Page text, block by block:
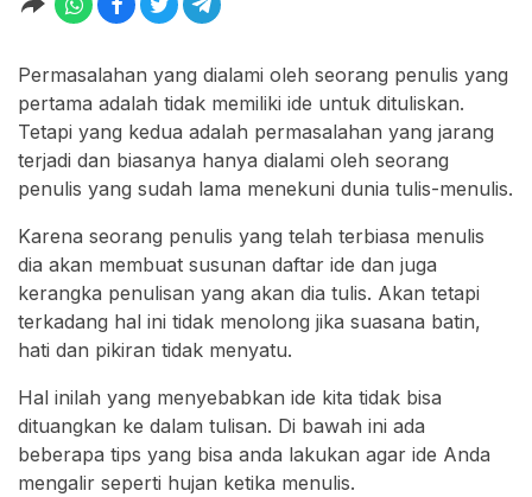
Permasalahan yang dialami oleh seorang penulis yang
pertama adalah tidak memiliki ide untuk dituliskan.
Tetapi yang kedua adalah permasalahan yang jarang
terjadi dan biasanya hanya dialami oleh seorang
penulis yang sudah lama menekuni dunia tulis-menulis.
Karena seorang penulis yang telah terbiasa menulis
dia akan membuat susunan daftar ide dan juga
kerangka penulisan yang akan dia tulis. Akan tetapi
terkadang hal ini tidak menolong jika suasana batin,
hati dan pikiran tidak menyatu.
Hal inilah yang menyebabkan ide kita tidak bisa
dituangkan ke dalam tulisan. Di bawah ini ada
beberapa tips yang bisa anda lakukan agar ide Anda
mengalir seperti hujan ketika menulis.